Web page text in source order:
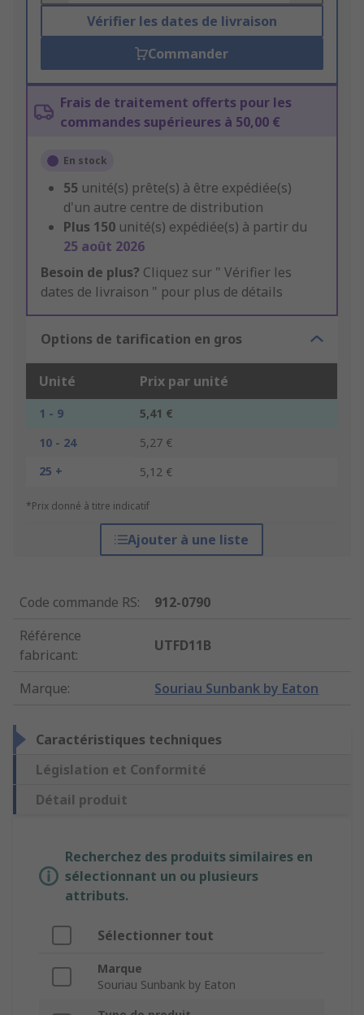
Vérifier les dates de livraison
Commander
Frais de traitement offerts pour les
commandes supérieures à 50,00 €
En stock
55 unité(s) prête(s) à être expédiée(s)
d'un autre centre de distribution
Plus 150 unité(s) expédiée(s) à partir du
25 août 2026
Besoin de plus? Cliquez sur " Vérifier les
dates de livraison " pour plus de détails
Options de tarification en gros
Unité Prix par unité
1 - 9
5,41 €
10 - 24
5,27 €
25 +
5,12 €
*Prix donné à titre indicatif
Ajouter à une liste
Code commande RS:
912-0790
Référence
fabricant:
UTFD11B
Marque: Souriau Sunbank by Eaton
Caractéristiques techniques
Législation et Conformité
Détail produit
Recherchez des produits similaires en
sélectionnant un ou plusieurs
attributs.
Sélectionner tout
Marque
Souriau Sunbank by Eaton